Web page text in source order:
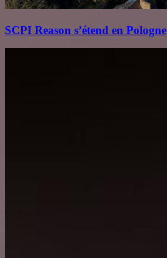
SCPI Reason s’étend en Pologne